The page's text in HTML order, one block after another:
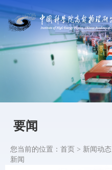
要闻
您当前的位置： 首页 > 新闻动态
新闻